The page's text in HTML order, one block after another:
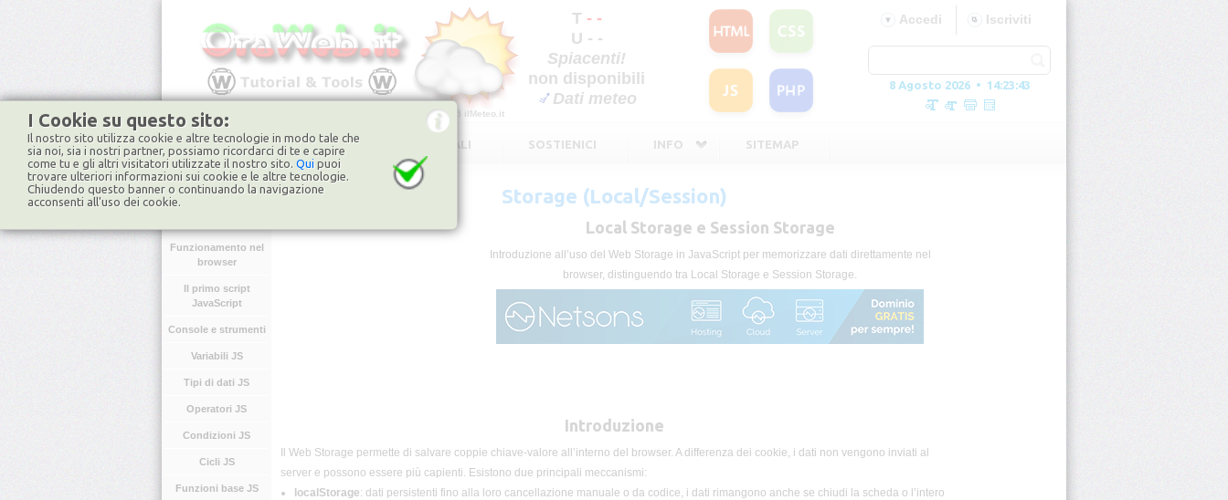
T - -
U - -
Spiacenti!
non disponibili
Dati meteo
©2026 ilMeteo.it
Iscriviti
Accedi
8 Agosto 2026 • 14:23:44
HOME FORUM NOTE LEGALI SOSTIENICI INFO SITEMAP
JavaScript
Funzionamento nel
browser
Il primo script
JavaScript
Console e strumenti
Variabili JS
Tipi di dati JS
Operatori JS
Condizioni JS
Cicli JS
Funzioni base JS
Storage (Local/Session)
Local Storage e Session Storage
Introduzione all’uso del Web Storage in JavaScript per memorizzare dati direttamente nel
browser, distinguendo tra Local Storage e Session Storage.
Introduzione
Il Web Storage permette di salvare coppie chiave-valore all’interno del browser. A differenza dei cookie, i dati non vengono inviati al
server e possono essere più capienti. Esistono due principali meccanismi:
localStorage: dati persistenti fino alla loro cancellazione manuale o da codice, i dati rimangono anche se chiudi la scheda o l’intero
I Cookie su questo sito:
Il nostro sito utilizza cookie e altre tecnologie in modo tale che
sia noi, sia i nostri partner, possiamo ricordarci di te e capire
come tu e gli altri visitatori utilizzate il nostro sito. Qui puoi
trovare ulteriori informazioni sui cookie e le altre tecnologie.
Chiudendo questo banner o continuando la navigazione
acconsenti all'uso dei cookie.